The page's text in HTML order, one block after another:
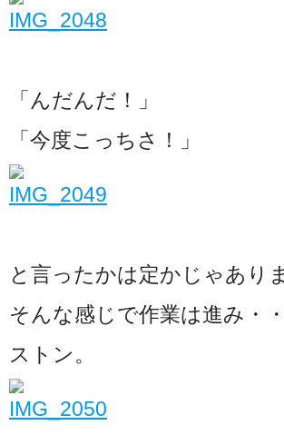
「んだんだ！」
「今度こっちさ！」
と言ったかは定かじゃあり
そんな感じで作業は進み・・
ストン。